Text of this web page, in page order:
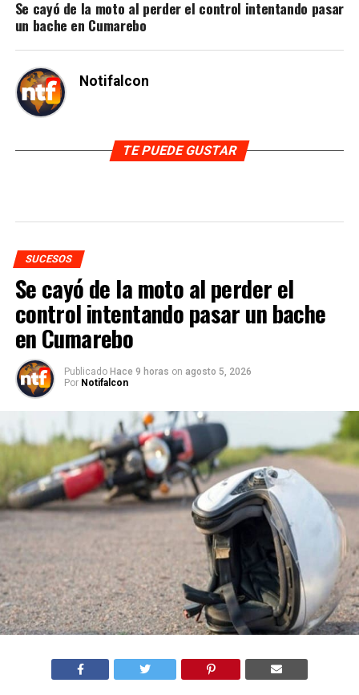
Se cayó de la moto al perder el control intentando pasar
un bache en Cumarebo
Notifalcon
TE PUEDE GUSTAR
SUCESOS
Se cayó de la moto al perder el
control intentando pasar un bache
en Cumarebo
Publicado Hace 9 horas on agosto 5, 2026
Por Notifalcon